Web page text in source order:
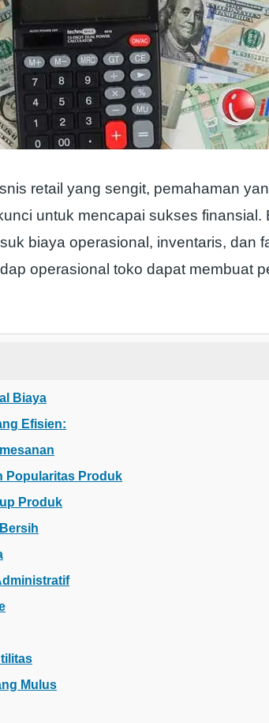
retail yang sengit, pemahaman
untuk mencapai sukses finansial.
biaya operasional, inventaris, dan
operasional toko dapat membuat
Biaya
Efisien:
Popularitas Produk
Produk
Mulus